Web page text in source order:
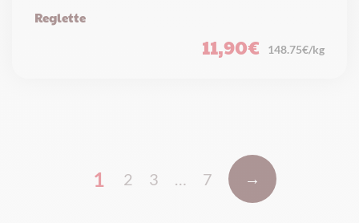
Reglette
11,90€ 148.75€/kg
1 2 3 … 7 →